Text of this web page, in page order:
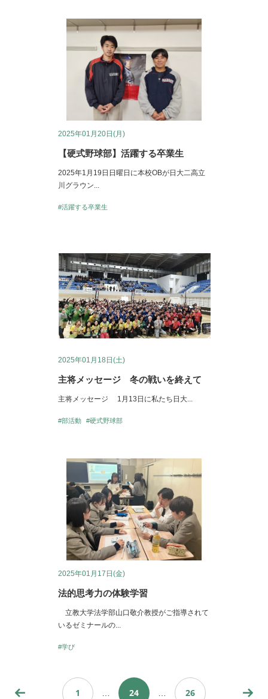
2025年01月20日(月)
【硬式野球部】活躍する卒業生
2025年1月19日日曜日に本校OBが日大二高立
川グラウン...
#活躍する卒業生
2025年01月18日(土)
主将メッセージ 冬の戦いを終えて
主将メッセージ 1月13日に私たち日大...
#部活動 #硬式野球部
2025年01月17日(金)
法的思考力の体験学習
立教大学法学部山口敬介教授がご指導されて
いるゼミナールの...
#学び
1 24 26